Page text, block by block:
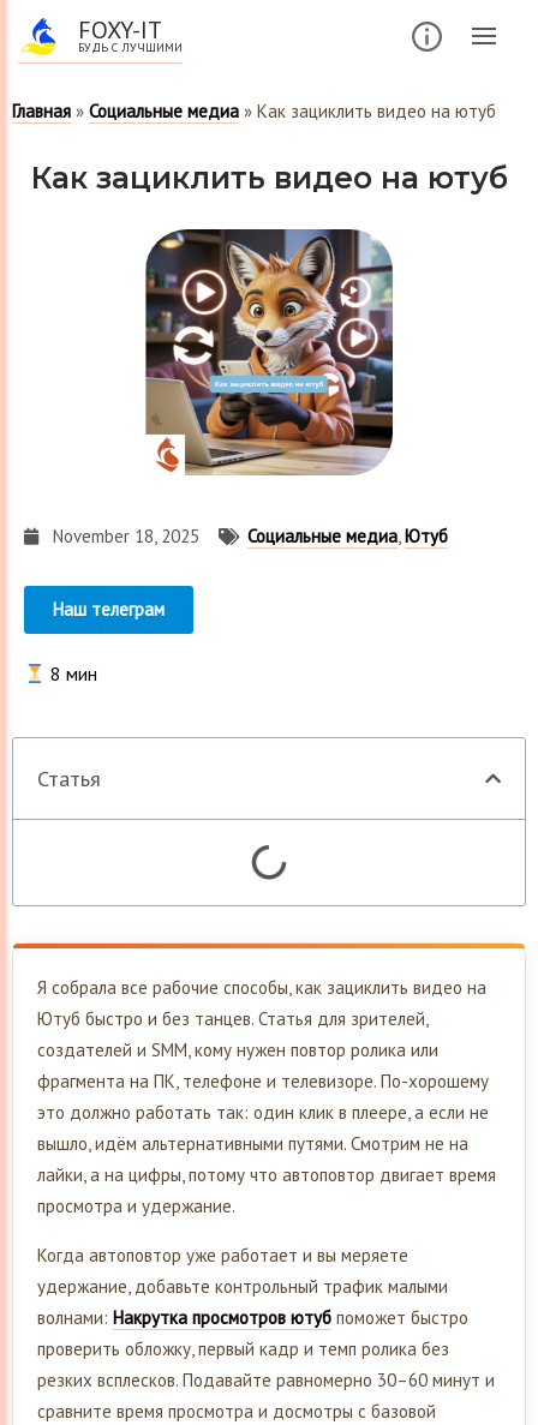
FOXY-IT
БУДЬ С ЛУЧШИМИ
Главная » Социальные медиа » Как зациклить видео на ютуб
Как зациклить видео на ютуб
November 18, 2025 Социальные медиа,Ютуб
Наш телеграм
8 мин
Статья
Я собрала все рабочие способы, как зациклить видео на
Ютуб быстро и без танцев. Статья для зрителей,
создателей и SMM, кому нужен повтор ролика или
фрагмента на ПК, телефоне и телевизоре. По-хорошему
это должно работать так: один клик в плеере, а если не
вышло, идём альтернативными путями. Смотрим не на
лайки, а на цифры, потому что автоповтор двигает время
просмотра и удержание.
Когда автоповтор уже работает и вы меряете
удержание, добавьте контрольный трафик малыми
волнами: Накрутка просмотров ютуб поможет быстро
проверить обложку, первый кадр и темп ролика без
резких всплесков. Подавайте равномерно 30–60 минут и
сравните время просмотра и досмотры с базовой